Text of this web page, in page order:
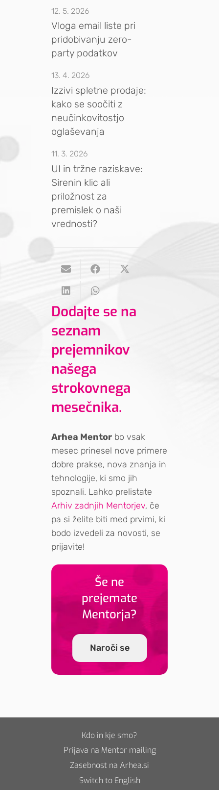
12. 5. 2026
Vloga email liste pri
pridobivanju zero-
party podatkov
13. 4. 2026
Izzivi spletne prodaje:
kako se soočiti z
neučinkovitostjo
oglaševanja
11. 3. 2026
UI in tržne raziskave:
Sirenin klic ali
priložnost za
premislek o naši
vrednosti?
Dodajte se na
seznam
prejemnikov
našega
strokovnega
mesečnika.
Arhea Mentor bo vsak
mesec prinesel nove primere
dobre prakse, nova znanja in
tehnologije, ki smo jih
spoznali. Lahko prelistate
Arhiv zadnjih Mentorjev, če
pa si želite biti med prvimi, ki
bodo izvedeli za novosti, se
prijavite!
Še ne
prejemate
Mentorja?
Naroči se
Kdo in kje smo?
Prijava na Mentor mailing
Zasebnost na Arhea.si
Switch to English